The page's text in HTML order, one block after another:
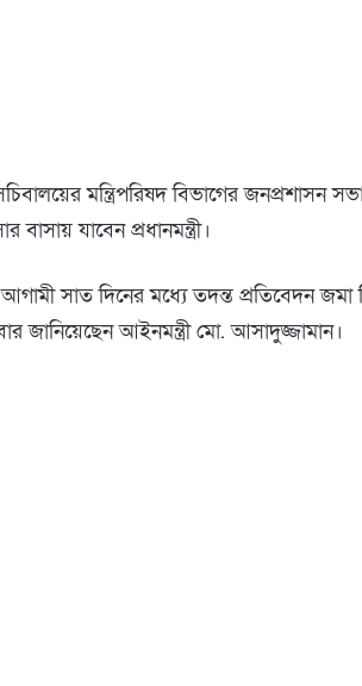
মন্ত্রিপরিষদ বিভাগের জনপ্রশাসন
যাবেন প্রধানমন্ত্রী।
সাত দিনের মধ্যে তদন্ত প্রতিবেদন
জানিয়েছেন আইনমন্ত্রী মো. আসাদুজ্জামান।